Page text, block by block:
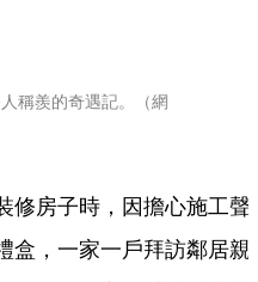
稱羨的奇遇記。（網
修房子時，因擔心施工聲
盒，一家一戶拜訪鄰居親